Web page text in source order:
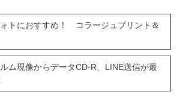
トにおすすめ！ コラージュプリント＆
ム現像からデータCD-R、LINE送信が最